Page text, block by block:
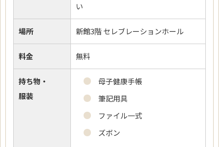
い
場所 新館3階 セレブレーションホール
料金 無料
持ち物・
服装
母子健康手帳
筆記用具
ファイル一式
ズボン